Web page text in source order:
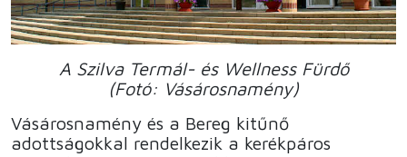
A Szilva Termál- és Wellness Fürdő
(Fotó: Vásárosnamény)
Vásárosnamény és a Bereg kitűnő
adottságokkal rendelkezik a kerékpáros